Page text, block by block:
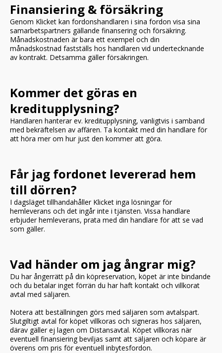
Finansiering & försäkring
Genom Klicket kan fordonshandlaren i sina fordon visa sina
samarbetspartners gällande finansering och försäkring.
Månadskostnaden är bara ett exempel och din
månadskostnad fastställs hos handlaren vid undertecknande
av kontrakt. Detsamma gäller försäkringen.
Kommer det göras en
kreditupplysning?
Handlaren hanterar ev. kreditupplysning, vanligtvis i samband
med bekräftelsen av affären. Ta kontakt med din handlare för
att höra mer om hur just den kommer att göra.
Får jag fordonet levererad hem
till dörren?
I dagsläget tillhandahåller Klicket inga lösningar för
hemleverans och det ingår inte i tjänsten. Vissa handlare
erbjuder hemleverans, prata med din handlare för att se vad
som gäller.
Vad händer om jag ångrar mig?
Du har ångerrätt på din köpreservation, köpet är inte bindande
och du betalar inget förrän du har haft kontakt och villkorat
avtal med säljaren.
Notera att beställningen görs med säljaren som avtalspart.
Slutgiltigt avtal för köpet villkoras och signeras hos säljaren,
därav gäller ej lagen om Distansavtal. Köpet villkoras när
eventuell finansiering beviljas samt att säljaren och köpare är
överens om pris för eventuell inbytesfordon.